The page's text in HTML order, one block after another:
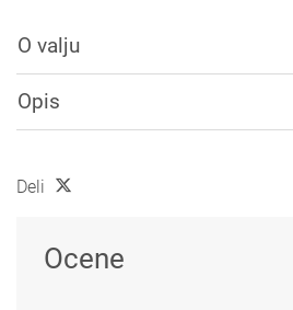
O valju
Opis
Deli
Ocene